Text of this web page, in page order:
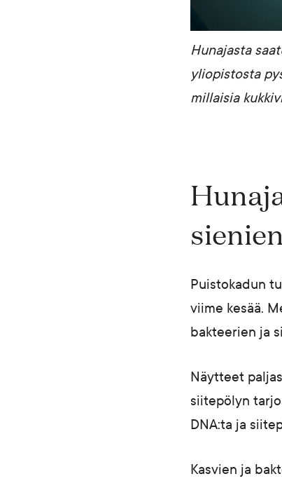
Hunajasta
yliopistosta
millaisia
Puistokadun
viime kesää.
bakteerien ja
Näytteet
siitepölyn
DNA:ta ja
Kasvien ja